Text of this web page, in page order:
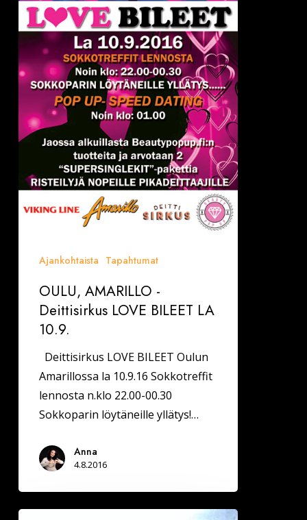
LOVE
BILEET
LA
10.9.
Ajankohtaista Tapahtumat
OULU, AMARILLO -
Deittisirkus LOVE BILEET LA
10.9.
Deittisirkus LOVE BILEET Oulun
Amarillossa la 10.9.16 Sokkotreffit
lennosta n.klo 22.00-00.30
Sokkoparin löytäneille yllätys!…
Anna
4.8.2016